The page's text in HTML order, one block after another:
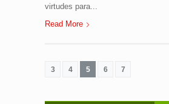
virtudes para...
Read More
3 4 5 6 7